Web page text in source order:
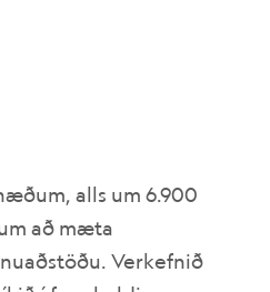
alls um 6.900
að mæta
Verkefnið